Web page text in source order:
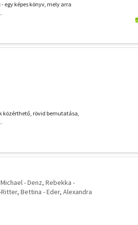
egy képes könyv, mely arra
közérthető, rövid bemutatása,
- Denz, Rebekka -
Bettina - Eder, Alexandra
- Gosdzinski, Friederike